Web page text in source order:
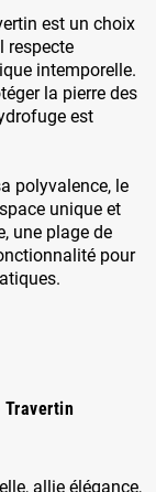
est un choix
respecte
intemporelle.
la pierre des
est
polyvalence, le
unique et
une plage de
pour
Travertin
allie élégance,